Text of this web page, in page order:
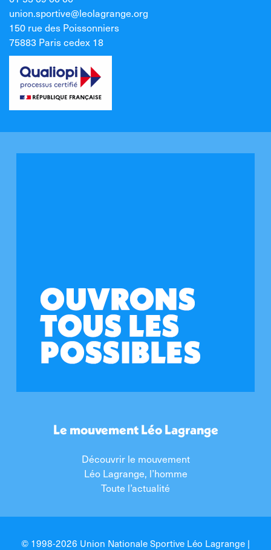
union.sportive@leolagrange.org
150 rue des Poissonniers
75883 Paris cedex 18
Le mouvement Léo Lagrange
Découvrir le mouvement
Léo Lagrange, l’homme
Toute l’actualité
© 1998-2026 Union Nationale Sportive Léo Lagrange |